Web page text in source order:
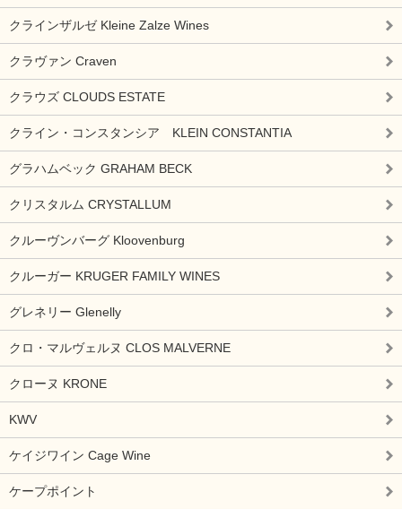
クラインザルゼ Kleine Zalze Wines
クラヴァン Craven
クラウズ CLOUDS ESTATE
クライン・コンスタンシア KLEIN CONSTANTIA
グラハムベック GRAHAM BECK
クリスタルム CRYSTALLUM
クルーヴンバーグ Kloovenburg
クルーガー KRUGER FAMILY WINES
グレネリー Glenelly
クロ・マルヴェルヌ CLOS MALVERNE
クローヌ KRONE
KWV
ケイジワイン Cage Wine
ケープポイント